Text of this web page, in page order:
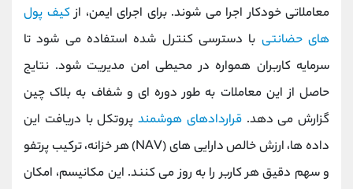
معاملاتی خودکار اجرا می ‌شوند. برای اجرای ایمن، ازکیف ‌پول‌
های حضانتی با دسترسی کنترل‌ شده استفاده می‌ شود تا
سرمایه کاربران همواره در محیطی امن مدیریت شود. نتایج
حاصل از این معاملات به ‌طور دوره‌ ای و شفاف به بلاک چین
گزارش می ‌دهد.قراردادهای هوشمند پروتکل با دریافت این
داده‌ ها، ارزش خالص دارایی‌ های (NAV) هر خزانه، ترکیب پرتفو
و سهم دقیق هر کاربر را به ‌روز می کنند. این مکانیسم، امکان